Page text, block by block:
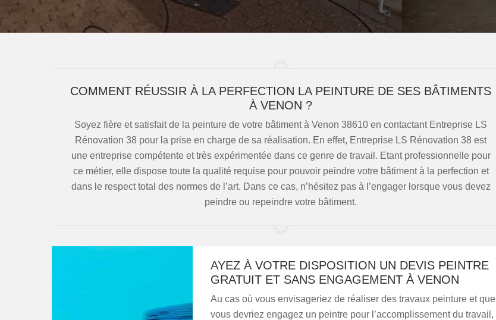
COMMENT RÉUSSIR À LA PERFECTION LA PEINTURE DE SES BÂTIMENTS
À VENON ?
Soyez fière et satisfait de la peinture de votre bâtiment à Venon 38610 en contactant Entreprise LS
Rénovation 38 pour la prise en charge de sa réalisation. En effet, Entreprise LS Rénovation 38 est
une entreprise compétente et très expérimentée dans ce genre de travail. Etant professionnelle pour
ce métier, elle dispose toute la qualité requise pour pouvoir peindre votre bâtiment à la perfection et
dans le respect total des normes de l’art. Dans ce cas, n’hésitez pas à l’engager lorsque vous devez
peindre ou repeindre votre bâtiment.
AYEZ À VOTRE DISPOSITION UN DEVIS PEINTRE
GRATUIT ET SANS ENGAGEMENT À VENON
Au cas où vous envisageriez de réaliser des travaux peinture et que
vous devriez engagez un peintre pour l’accomplissement du travail,